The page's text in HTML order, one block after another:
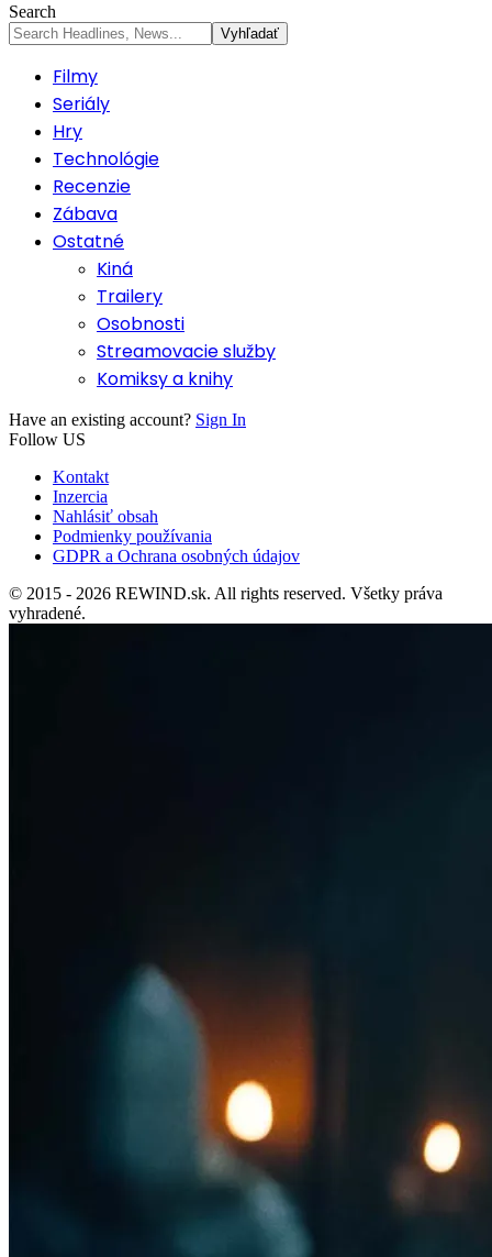
Search
Filmy
Seriály
Hry
Technológie
Recenzie
Zábava
Ostatné
Kiná
Trailery
Osobnosti
Streamovacie služby
Komiksy a knihy
Have an existing account? Sign In
Follow US
Kontakt
Inzercia
Nahlásiť obsah
Podmienky používania
GDPR a Ochrana osobných údajov
© 2015 - 2026 REWIND.sk. All rights reserved. Všetky práva
vyhradené.